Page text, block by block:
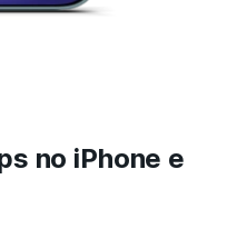
no iPhone e